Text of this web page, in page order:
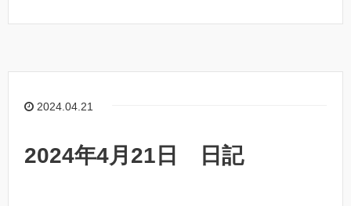
2024.04.21
2024年4月21日 日記